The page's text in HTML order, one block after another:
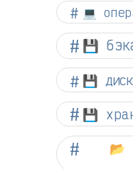
💻
💾
💾
💾
📂